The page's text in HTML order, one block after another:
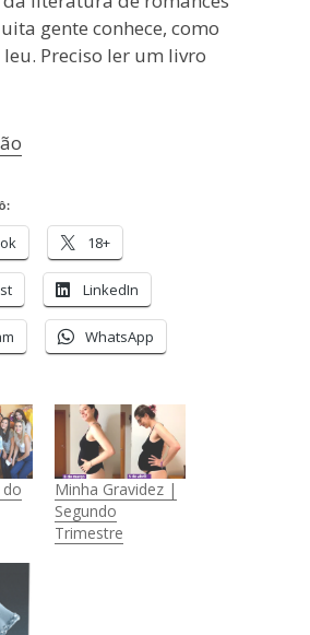
gente conhece, como
leu. Preciso ler um livro
18+
LinkedIn
WhatsApp
Minha Gravidez |
Segundo
Trimestre